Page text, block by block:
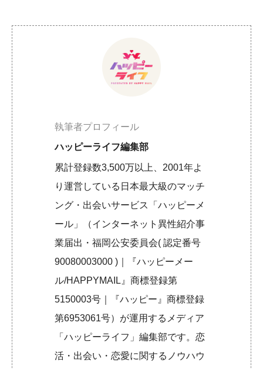
執筆者プロフィール
ハッピーライフ編集部
累計登録数3,500万以上、2001年よ
り運営している日本最大級のマッチ
ング・出会いサービス「ハッピーメ
ール」（インターネット異性紹介事
業届出・福岡公安委員会( 認定番号
90080003000 )｜『ハッピーメー
ル/HAPPYMAIL』商標登録第
5150003号｜『ハッピー』商標登録
第6953061号）が運用するメディア
「ハッピーライフ」編集部です。恋
活・出会い・恋愛に関するノウハウ